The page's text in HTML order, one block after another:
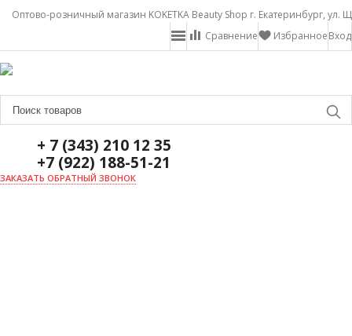
Оптово-розничный магазин KOKETKA Beauty Shop г. Екатеринбург, ул.
Вход
Избранное
Сравнение
+ 7 (343) 210 12 35
+7 (922) 188-51-21
ЗАКАЗАТЬ ОБРАТНЫЙ ЗВОНОК